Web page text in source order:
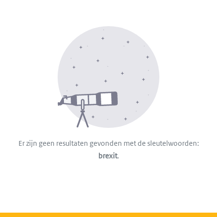
Er zijn geen resultaten gevonden met de sleutelwoorden:
brexit.